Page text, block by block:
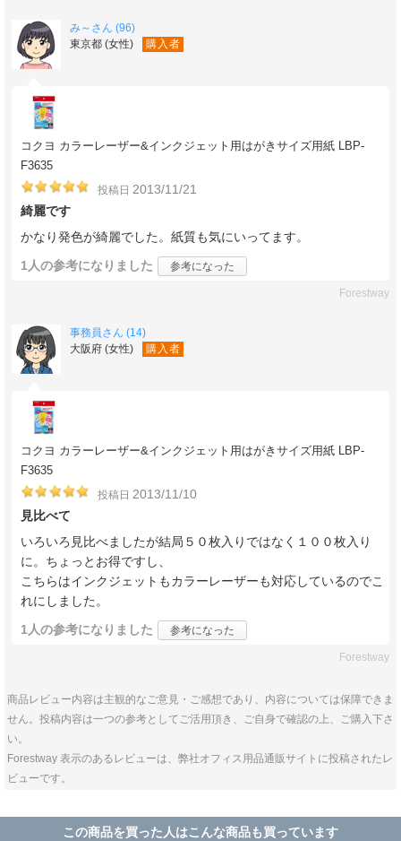
み～さん (96)
東京都 (女性)
購入者
コクヨ カラーレーザー&インクジェット用はがきサイズ用紙 LBP-
F3635
投稿日 2013/11/21
綺麗です
かなり発色が綺麗でした。紙質も気にいってます。
1人の参考になりました 参考になった
Forestway
事務員さん (14)
大阪府 (女性)
購入者
コクヨ カラーレーザー&インクジェット用はがきサイズ用紙 LBP-
F3635
投稿日 2013/11/10
見比べて
いろいろ見比べましたが結局５０枚入りではなく１００枚入り
に。ちょっとお得ですし、
こちらはインクジェットもカラーレーザーも対応しているのでこ
れにしました。
1人の参考になりました 参考になった
Forestway
商品レビュー内容は主観的なご意見・ご感想であり、内容については保障できま
せん。投稿内容は一つの参考としてご活用頂き、ご自身で確認の上、ご購入下さ
い。
Forestway 表示のあるレビューは、弊社オフィス用品通販サイトに投稿されたレ
ビューです。
この商品を買った人はこんな商品も買っています